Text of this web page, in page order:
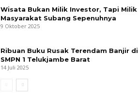
Wisata Bukan Milik Investor, Tapi Milik
Masyarakat Subang Sepenuhnya
9 Oktober 2025
Ribuan Buku Rusak Terendam Banjir di
SMPN 1 Telukjambe Barat
14 Juli 2025